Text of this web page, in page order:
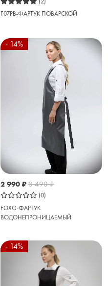
F07PB-ФАРТУК ПОВАРСКОЙ
- 14%
2 990 ₽ 3 490₽
(0)
FOXG-ФАРТУК
ВОДОНЕПРОНИЦАЕМЫЙ
- 14%